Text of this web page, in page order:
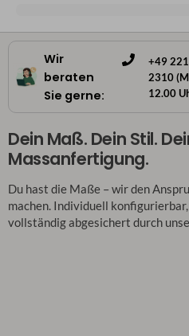
Wir
beraten
Sie gerne:
+49
2310
12.00
Dein Maß. Dein Stil.
Massanfertigung.
Du hast die Maße – wir den
machen. Individuell
vollständig abgesichert durch